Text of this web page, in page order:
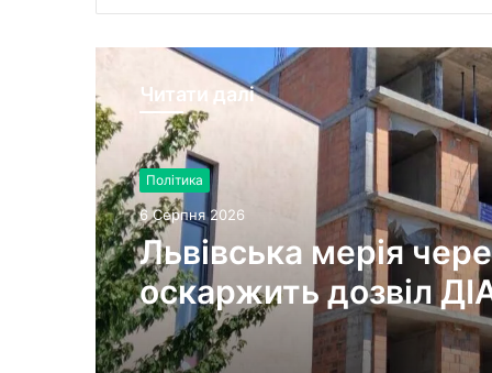
Читати далі
Політика
6 Серпня 2026
Львівська мерія
оскаржить дозвіл
будівництво на вул.